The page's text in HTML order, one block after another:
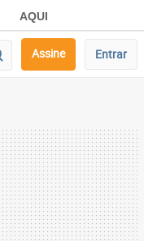
AQUI
Assine Entrar